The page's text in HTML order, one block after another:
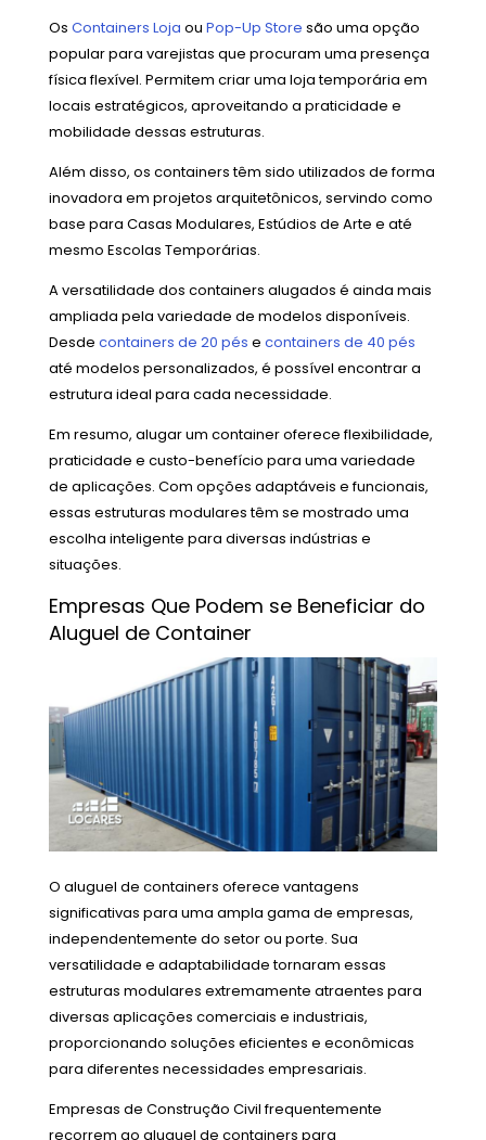
Os Containers Loja ou Pop-Up Store são uma opção
popular para varejistas que procuram uma presença
física flexível. Permitem criar uma loja temporária em
locais estratégicos, aproveitando a praticidade e
mobilidade dessas estruturas.
Além disso, os containers têm sido utilizados de forma
inovadora em projetos arquitetônicos, servindo como
base para Casas Modulares, Estúdios de Arte e até
mesmo Escolas Temporárias.
A versatilidade dos containers alugados é ainda mais
ampliada pela variedade de modelos disponíveis.
Desde containers de 20 pés e containers de 40 pés
até modelos personalizados, é possível encontrar a
estrutura ideal para cada necessidade.
Em resumo, alugar um container oferece flexibilidade,
praticidade e custo-benefício para uma variedade
de aplicações. Com opções adaptáveis e funcionais,
essas estruturas modulares têm se mostrado uma
escolha inteligente para diversas indústrias e
situações.
Empresas Que Podem se Beneficiar do
Aluguel de Container
O aluguel de containers oferece vantagens
significativas para uma ampla gama de empresas,
independentemente do setor ou porte. Sua
versatilidade e adaptabilidade tornaram essas
estruturas modulares extremamente atraentes para
diversas aplicações comerciais e industriais,
proporcionando soluções eficientes e econômicas
para diferentes necessidades empresariais.
Empresas de Construção Civil frequentemente
recorrem ao aluguel de containers para